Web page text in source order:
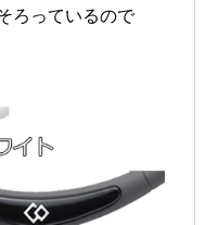
ろっているので